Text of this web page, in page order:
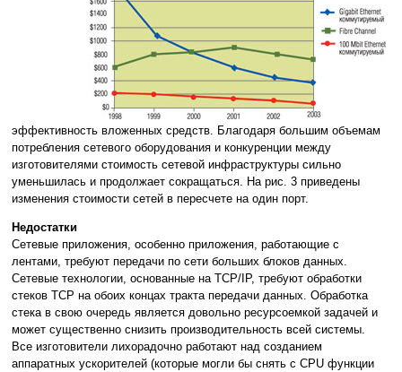
эффективность вложенных средств. Благодаря большим объемам
потребления сетевого оборудования и конкуренции между
изготовителями стоимость сетевой инфраструктуры сильно
уменьшилась и продолжает сокращаться. На рис. 3 приведены
изменения стоимости сетей в пересчете на один порт.
Недостатки
Сетевые приложения, особенно приложения, работающие с
лентами, требуют передачи по сети больших блоков данных.
Сетевые технологии, основанные на TCP/IP, требуют обработки
стеков TCP на обоих концах тракта передачи данных. Обработка
стека в свою очередь является довольно ресурсоемкой задачей и
может существенно снизить производительность всей системы.
Все изготовители лихорадочно работают над созданием
аппаратных ускорителей (которые могли бы снять с CPU функции